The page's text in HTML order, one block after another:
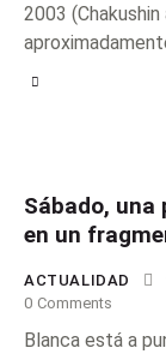
2003
Sábado, una
en un
ACTUALIDAD
0 Comments
Blanca está a